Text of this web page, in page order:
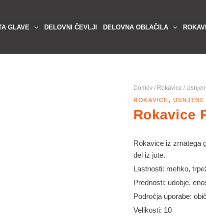
GLAVE DELOVNI ČEVLJI DELOVNA OBLAČILA
Domov / Rokavice /
ROKAVICE,
Rokavice
Rokavice iz zrnatega
del iz jute.
Lastnosti: mehko,
Prednosti: udobje,
Področja uporabe:
Velikosti: 10